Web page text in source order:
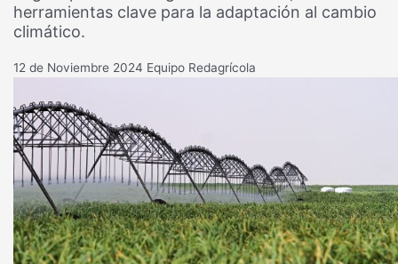
herramientas clave para la adaptación al cambio
climático.
12 de Noviembre 2024 Equipo Redagrícola